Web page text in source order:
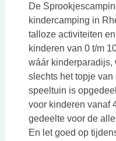
De
kindercamping in
talloze activiteiten
kinderen van 0 t/m
wáár kinderparadijs,
slechts het topje
speeltuin is
voor kinderen vanaf
gedeelte voor de
En let goed op